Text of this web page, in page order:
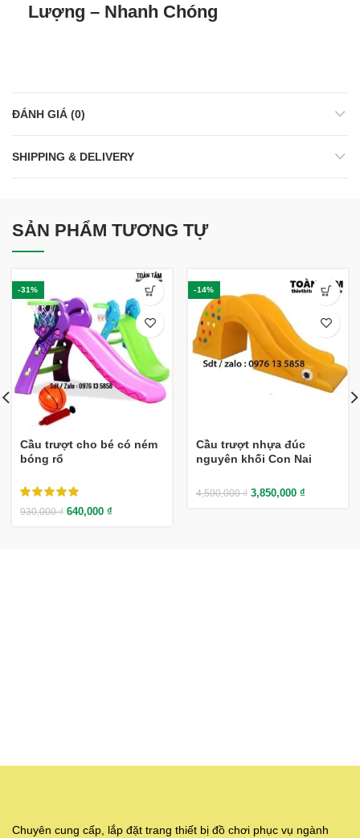
Lượng – Nhanh Chóng
ĐÁNH GIÁ (0)
SHIPPING & DELIVERY
SẢN PHẨM TƯƠNG TỰ
-31%
Cầu trượt cho bé có ném
bóng rổ
930,000₫ 640,000 ₫
-14%
Cầu trượt nhựa đúc
nguyên khối Con Nai
4,500,000₫ 3,850,000 ₫
Chuyên cung cấp, lắp đặt trang thiết bị đồ chơi phục vụ ngành